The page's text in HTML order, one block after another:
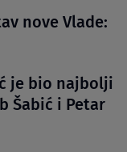
nove Vlade:
je bio najbolji
Šabić i Petar